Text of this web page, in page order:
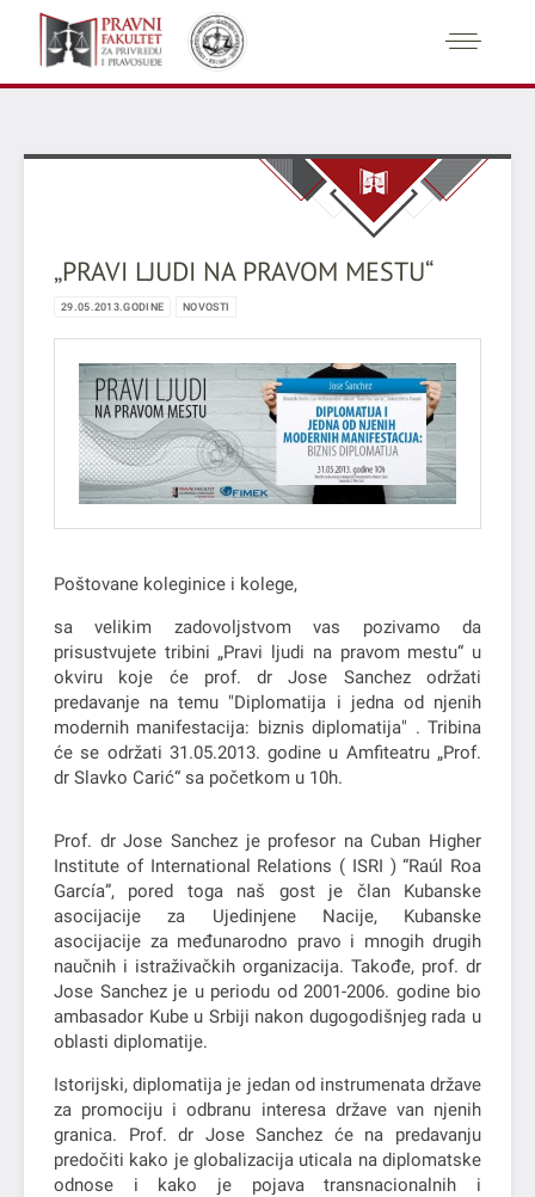
„PRAVI LJUDI NA PRAVOM MESTU“
29.05.2013.GODINE NOVOSTI
Poštovane koleginice i kolege,
sa velikim zadovoljstvom vas pozivamo da
prisustvujete tribini „Pravi ljudi na pravom mestu“ u
okviru koje će prof. dr Jose Sanchez održati
predavanje na temu "Diplomatija i jedna od njenih
modernih manifestacija: biznis diplomatija" . Tribina
će se održati 31.05.2013. godine u Amfiteatru „Prof.
dr Slavko Carić“ sa početkom u 10h.
Prof. dr Jose Sanchez je profesor na Cuban Higher
Institute of International Relations ( ISRI ) “Raúl Roa
García”, pored toga naš gost je član Kubanske
asocijacije za Ujedinjene Nacije, Kubanske
asocijacije za međunarodno pravo i mnogih drugih
naučnih i istraživačkih organizacija. Takođe, prof. dr
Jose Sanchez je u periodu od 2001-2006. godine bio
ambasador Kube u Srbiji nakon dugogodišnjeg rada u
oblasti diplomatije.
Istorijski, diplomatija je jedan od instrumenata države
za promociju i odbranu interesa države van njenih
granica. Prof. dr Jose Sanchez će na predavanju
predočiti kako je globalizacija uticala na diplomatske
odnose i kako je pojava transnacionalnih i